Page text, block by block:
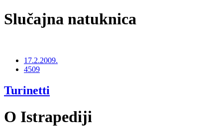
Slučajna natuknica
17.2.2009.
4509
Turinetti
O Istrapediji